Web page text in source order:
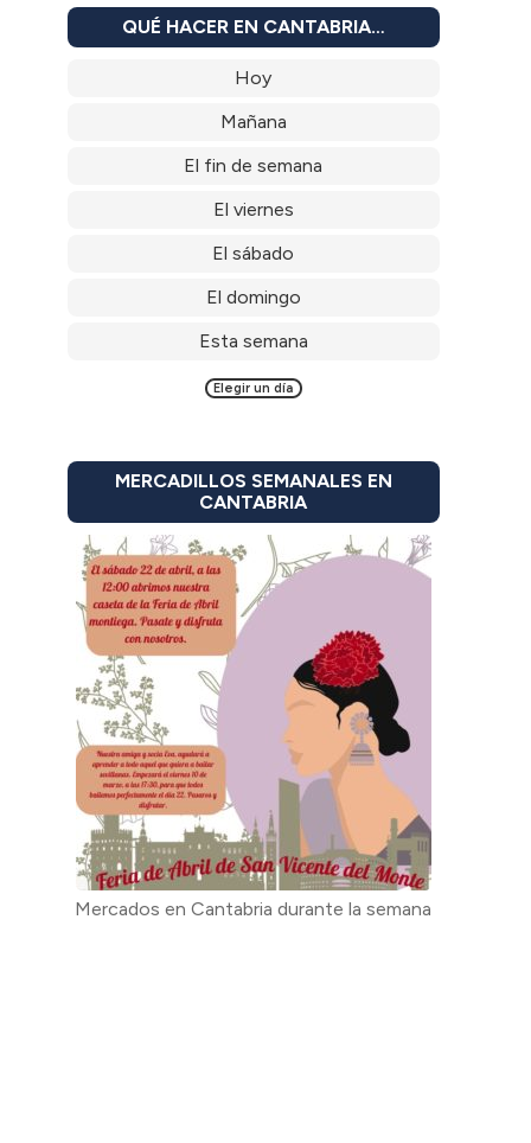
QUÉ HACER EN CANTABRIA…
Hoy
Mañana
El fin de semana
El viernes
El sábado
El domingo
Esta semana
Elegir un día
MERCADILLOS SEMANALES EN
CANTABRIA
Mercados en Cantabria durante la semana